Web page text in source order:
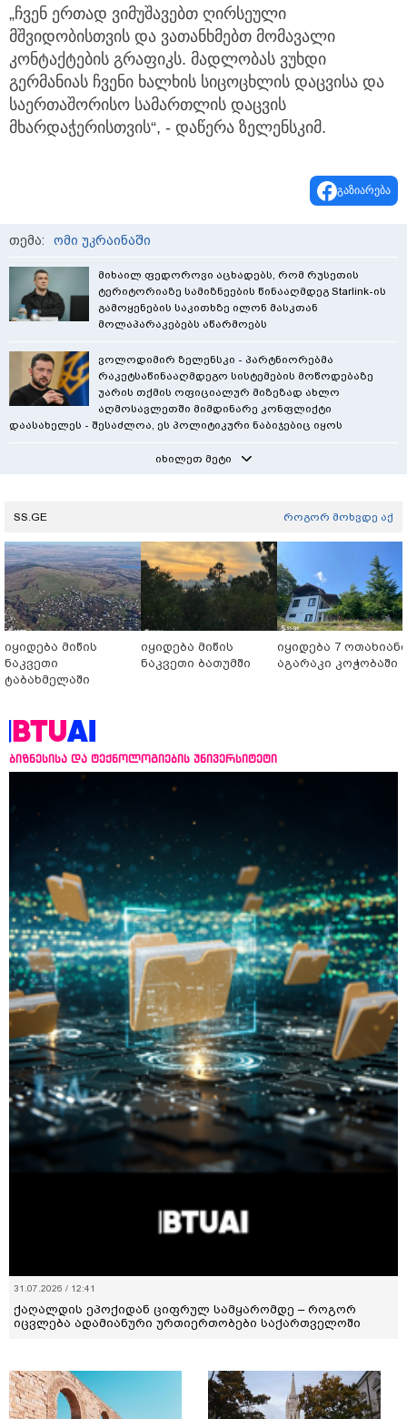
„ჩვენ ერთად ვიმუშავებთ ღირსეული
მშვიდობისთვის და ვათანხმებთ მომავალი
კონტაქტების გრაფიკს. მადლობას ვუხდი
გერმანიას ჩვენი ხალხის სიცოცხლის დაცვისა და
საერთაშორისო სამართლის დაცვის
მხარდაჭერისთვის“, - დაწერა ზელენსკიმ.
გაზიარება
თემა: ომი უკრაინაში
მიხაილ ფედოროვი აცხადებს, რომ რუსეთის
ტერიტორიაზე სამიზნეების წინააღმდეგ Starlink-ის
გამოყენების საკითხზე ილონ მასკთან
მოლაპარაკებებს აწარმოებს
ვოლოდიმირ ზელენსკი - პარტნიორებმა
რაკეტსაწინააღმდეგო სისტემების მოწოდებაზე
უარის თქმის ოფიციალურ მიზეზად ახლო
აღმოსავლეთში მიმდინარე კონფლიქტი
დაასახელეს - შესაძლოა, ეს პოლიტიკური ნაბიჯებიც იყოს
იხილეთ მეტი
SS.GE როგორ მოხვდე აქ
იყიდება მიწის
ნაკვეთი
ტაბახმელაში
იყიდება მიწის
ნაკვეთი ბათუმში
იყიდება 7 ოთახიანი
აგარაკი კოჭობაში
ბიზნესისა და ტექნოლოგიების უნივერსიტეტი
31.07.2026 / 12:41
ქაღალდის ეპოქიდან ციფრულ სამყარომდე – როგორ
იცვლება ადამიანური ურთიერთობები საქართველოში